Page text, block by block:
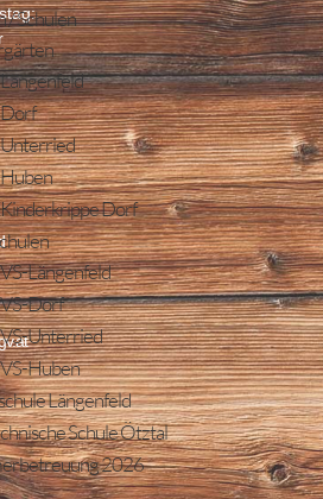
/ Schulen
Längenfeld
Dorf
Unterried
Huben
Kinderkrippe Dorf
VS-Längenfeld
VS-Dorf
VS-Unterried
VS-Huben
Längenfeld
Schule Ötztal
2026